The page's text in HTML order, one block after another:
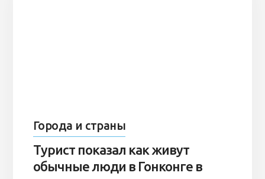
Города и страны
Турист показал как живут
обычные люди в Гонконге в